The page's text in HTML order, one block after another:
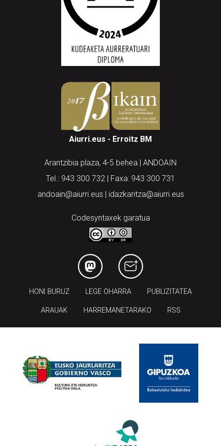
Aiurri.eus - Erroitz BM
Arantzibia plaza, 4-5 behea | ANDOAIN
Tel.: 943 300 732 | Faxa: 943 300 731
andoain@aiurri.eus | idazkaritza@aiurri.eus
Codesyntaxek garatua
HONI BURUZ LEGE OHARRA PUBLIZITATEA
ARAUAK HARREMANETARAKO RSS